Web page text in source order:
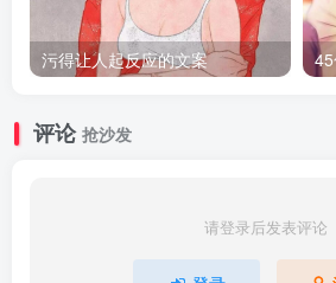
污得让人起反应的文案
评论 抢沙发
请登录后发表评论